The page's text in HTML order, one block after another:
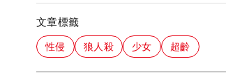
文章標籤
性侵 狼人殺 少女 超齡